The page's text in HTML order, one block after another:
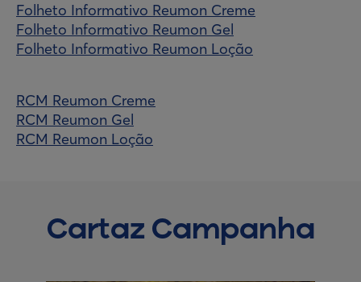
Folheto Informativo Reumon Creme
Folheto Informativo Reumon Gel
Folheto Informativo Reumon Loção
RCM Reumon Creme
RCM Reumon Gel
RCM Reumon Loção
Cartaz Campanha